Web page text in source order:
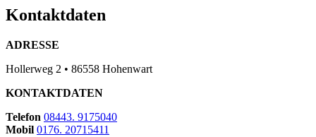
Kontaktdaten
ADRESSE
Hollerweg 2 • 86558 Hohenwart
KONTAKTDATEN
Telefon 08443. 9175040
Mobil 0176. 20715411